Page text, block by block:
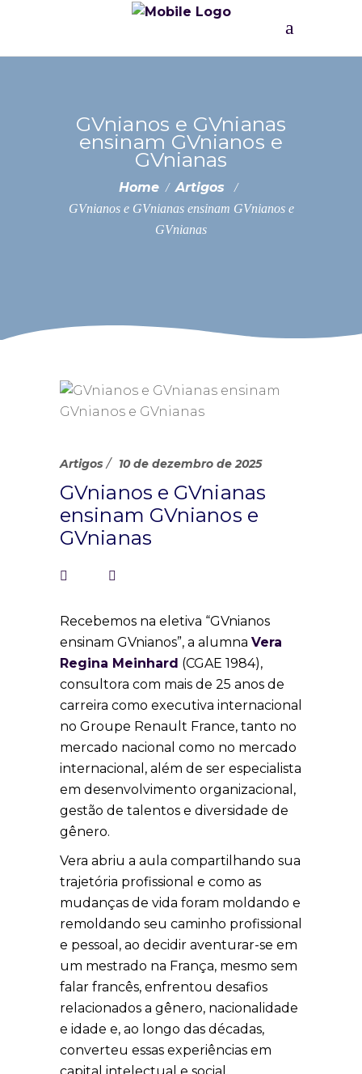
GVnianos e GVnianas
ensinam GVnianos e
GVnianas
Home/ Artigos
/
GVnianos e GVnianas ensinam GVnianos e
GVnianas
Artigos 10 de dezembro de 2025
GVnianos e GVnianas
ensinam GVnianos e
GVnianas
Recebemos na eletiva “GVnianos
ensinam GVnianos”, a alumna Vera
Regina Meinhard (CGAE 1984),
consultora com mais de 25 anos de
carreira como executiva internacional
no Groupe Renault France, tanto no
mercado nacional como no mercado
internacional, além de ser especialista
em desenvolvimento organizacional,
gestão de talentos e diversidade de
gênero.
Vera abriu a aula compartilhando sua
trajetória profissional e como as
mudanças de vida foram moldando e
remoldando seu caminho profissional
e pessoal, ao decidir aventurar-se em
um mestrado na França, mesmo sem
falar francês, enfrentou desafios
relacionados a gênero, nacionalidade
e idade e, ao longo das décadas,
converteu essas experiências em